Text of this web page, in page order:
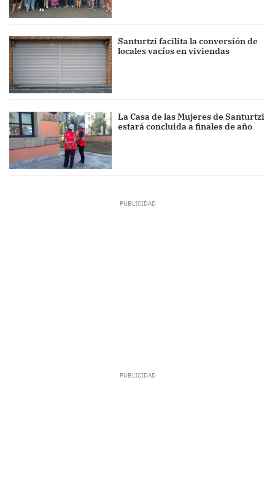
Santurtzi facilita la conversión de
locales vacíos en viviendas
La Casa de las Mujeres de Santurtzi
estará concluida a finales de año